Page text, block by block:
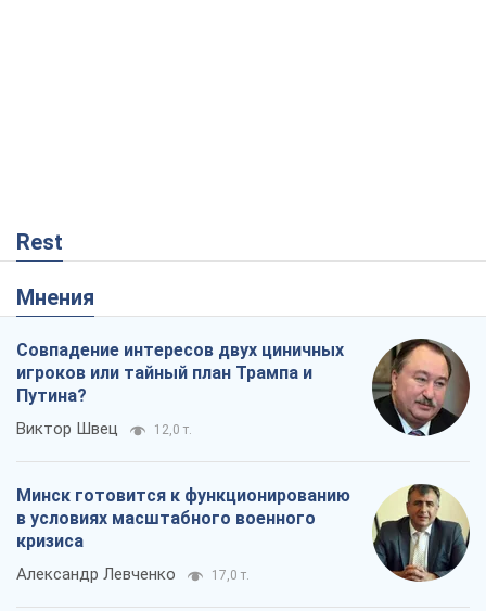
Rest
Мнения
Совпадение интересов двух циничных
игроков или тайный план Трампа и
Путина?
Виктор Швец 12,0 т.
Минск готовится к функционированию
в условиях масштабного военного
кризиса
Александр Левченко 17,0 т.